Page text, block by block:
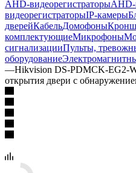
AHD-видеорегистраторыAHD-
видеорегистраторыIP-камеры
дверейКабельДомофоны
комплектующиеМикрофоны
сигнализацииПульты,
оборудование
—Hikvision DS-PDMCK-EG2-
открытия двери с